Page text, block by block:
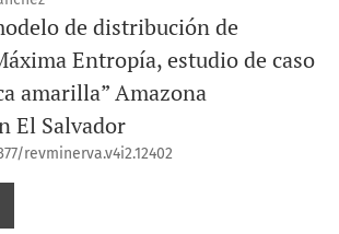
de distribución de
Entropía, estudio de caso
amarilla” Amazona
El Salvador
revminerva.v4i2.12402